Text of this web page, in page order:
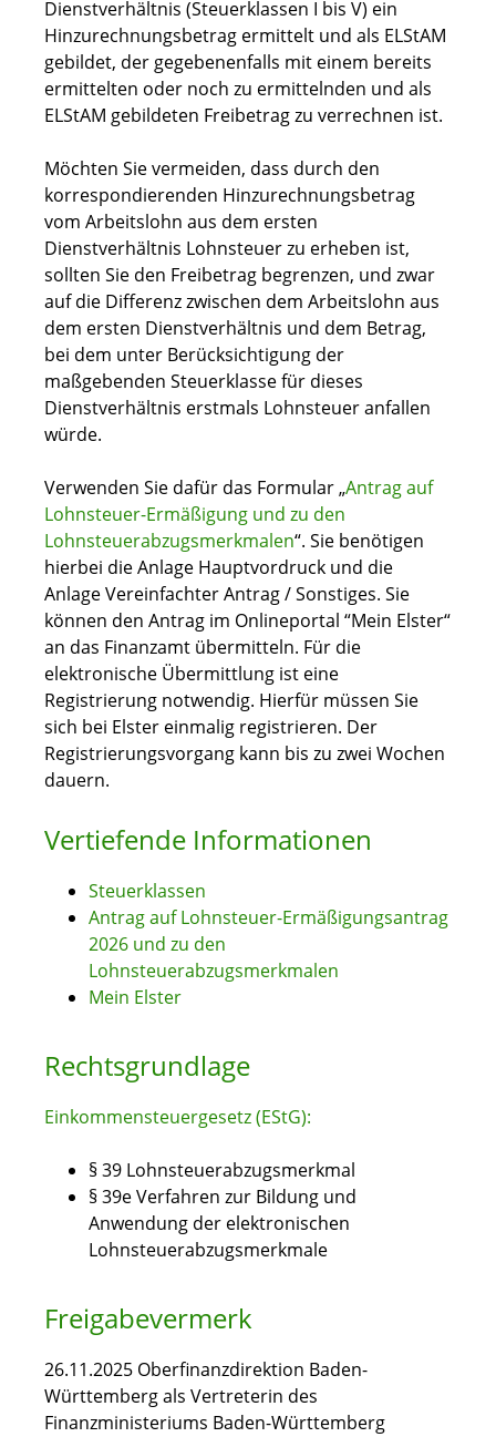
Dienstverhältnis (Steuerklassen I bis V) ein
Hinzurechnungsbetrag ermittelt und als ELStAM
gebildet, der gegebenenfalls mit einem bereits
ermittelten oder noch zu ermittelnden und als
ELStAM gebildeten Freibetrag zu verrechnen ist.
Möchten Sie vermeiden, dass durch den
korrespondierenden Hinzurechnungsbetrag
vom Arbeitslohn aus dem ersten
Dienstverhältnis Lohnsteuer zu erheben ist,
sollten Sie den Freibetrag begrenzen, und zwar
auf die Differenz zwischen dem Arbeitslohn aus
dem ersten Dienstverhältnis und dem Betrag,
bei dem unter Berücksichtigung der
maßgebenden Steuerklasse für dieses
Dienstverhältnis erstmals Lohnsteuer anfallen
würde.
Verwenden Sie dafür das Formular „Antrag auf
Lohnsteuer-Ermäßigung und zu den
Lohnsteuerabzugsmerkmalen“. Sie benötigen
hierbei die Anlage Hauptvordruck und die
Anlage Vereinfachter Antrag / Sonstiges. Sie
können den Antrag im Onlineportal “Mein Elster“
an das Finanzamt übermitteln. Für die
elektronische Übermittlung ist eine
Registrierung notwendig. Hierfür müssen Sie
sich bei Elster einmalig registrieren. Der
Registrierungsvorgang kann bis zu zwei Wochen
dauern.
Vertiefende Informationen
Steuerklassen
Antrag auf Lohnsteuer-Ermäßigungsantrag
2026 und zu den
Lohnsteuerabzugsmerkmalen
Mein Elster
Rechtsgrundlage
Einkommensteuergesetz (EStG):
§ 39 Lohnsteuerabzugsmerkmal
§ 39eVerfahren zur Bildung und
Anwendung der elektronischen
Lohnsteuerabzugsmerkmale
Freigabevermerk
26.11.2025 Oberfinanzdirektion Baden-
Württemberg als Vertreterin des
Finanzministeriums Baden-Württemberg